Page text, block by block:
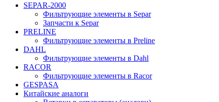
SEPAR-2000
Фильтрующие элементы в Separ
Запчасти к Separ
PRELINE
Фильтрующие элементы в Preline
DAHL
Фильтрующие элементы в Dahl
RACOR
Фильтрующие элементы в Racor
GESPASA
Китайские аналоги